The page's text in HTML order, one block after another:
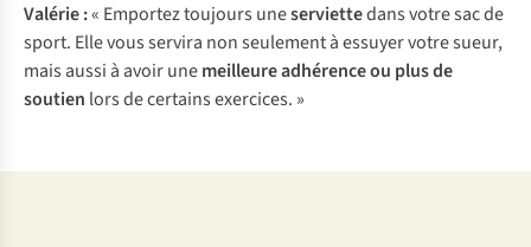
Valérie :« Emportez toujours uneserviettedans votre sac de
sport. Elle vous servira non seulement à essuyer votre sueur,
mais aussi à avoir unemeilleureadhérence ou plus de
soutien lors de certains exercices. »